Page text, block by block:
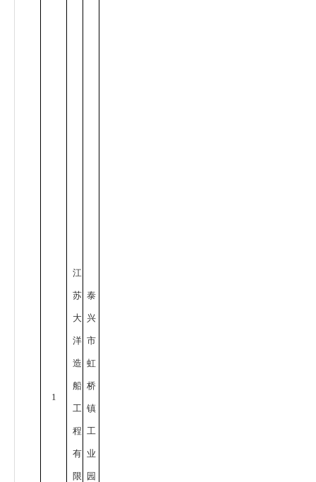
1
江
苏
大
洋
造
船
工
程
有
限
泰
兴
市
虹
桥
镇
工
业
园